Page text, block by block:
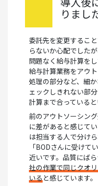
りまし
委託先を変更するこ
らないか心配でした
問題なく給与計算を
給与計算業務をアウ
処理の部分など、細
ェックしきれない部
計算まで合っている
前のアウトソーシン
に差があると感じて
は担当する人で分け
「BODさんに受けて
近いです。品質にばら
社の作業で同じクオ
いる と感じています。